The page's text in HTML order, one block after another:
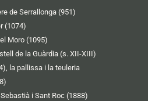
de Serrallonga (951)
(1074)
Moro (1095)
de la Guàrdia (s. XII-XIII)
la pallissa i la teuleria
i Sant Roc (1888)